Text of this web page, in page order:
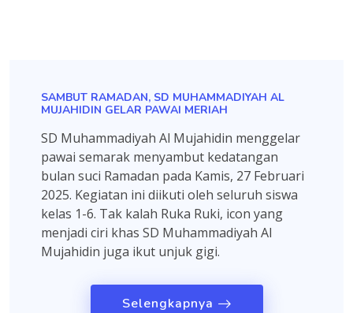
SAMBUT RAMADAN, SD MUHAMMADIYAH AL
MUJAHIDIN GELAR PAWAI MERIAH
SD Muhammadiyah Al Mujahidin menggelar
pawai semarak menyambut kedatangan
bulan suci Ramadan pada Kamis, 27 Februari
2025. Kegiatan ini diikuti oleh seluruh siswa
kelas 1-6. Tak kalah Ruka Ruki, icon yang
menjadi ciri khas SD Muhammadiyah Al
Mujahidin juga ikut unjuk gigi.
Selengkapnya